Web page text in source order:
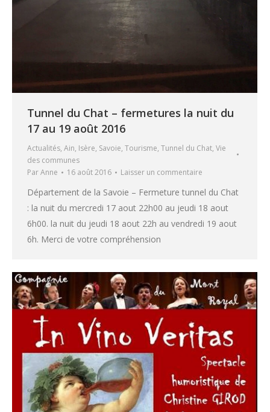
Tunnel du Chat – fermetures la nuit du
17 au 19 août 2016
Actualités, Ain, Isère, Savoie, Tourisme, Tunnel du Chat, Vie
des communes
ParAnne 16 août 2016 Laisser un commentaire
Département de la Savoie – Fermeture tunnel du Chat
: la nuit du mercredi 17 aout 22h00 au jeudi 18 aout
6h00. la nuit du jeudi 18 aout 22h au vendredi 19 aout
6h. Merci de votre compréhension